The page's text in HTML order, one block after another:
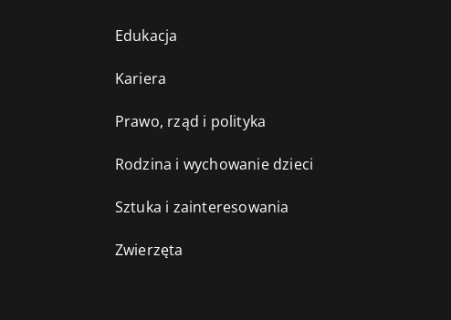
Edukacja
Kariera
Prawo, rząd i polityka
Rodzina i wychowanie dzieci
Sztuka i zainteresowania
Zwierzęta